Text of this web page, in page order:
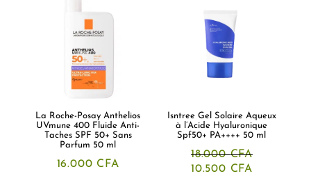
La Roche-Posay Anthelios
UVmune 400 Fluide Anti-
Taches SPF 50+ Sans
Parfum 50 ml
16.000 CFA
Isntree Gel Solaire Aqueux
à l’Acide Hyaluronique
Spf50+ PA++++ 50 ml
18.000CFA
Le
10.500 CFA